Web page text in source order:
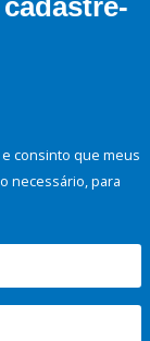
consinto que meus
necessário, para